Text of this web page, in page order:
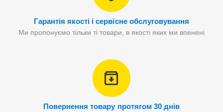
Гарантія якості і сервісне обслуговування
Ми пропонуємо тільки ті товари, в якості яких ми впенені
Повернення товару протягом 30 днів